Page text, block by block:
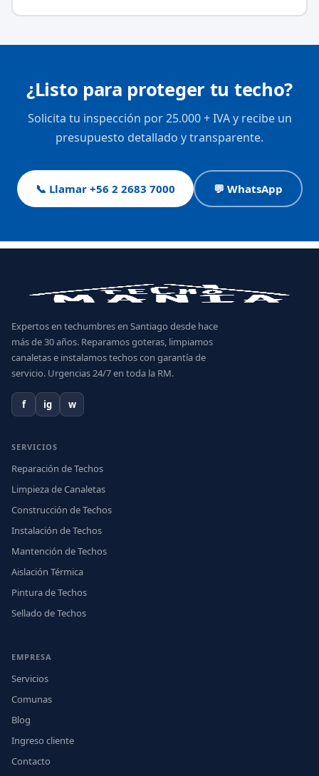
¿Listo para proteger tu techo?
Solicita tu inspección por 25.000 + IVA y recibe un
presupuesto detallado y transparente.
📞 Llamar +56 2 2683 7000 💬 WhatsApp
Expertos en techumbres en Santiago desde hace
más de 30 años. Reparamos goteras, limpiamos
canaletas e instalamos techos con garantía de
servicio. Urgencias 24/7 en toda la RM.
f ig w
SERVICIOS
Reparación de Techos
Limpieza de Canaletas
Construcción de Techos
Instalación de Techos
Mantención de Techos
Aislación Térmica
Pintura de Techos
Sellado de Techos
EMPRESA
Servicios
Comunas
Blog
Ingreso cliente
Contacto